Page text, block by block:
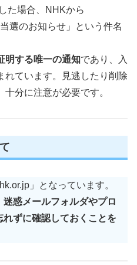
た場合、NHKから
選のお知らせ」という件名
明する唯一の通知であり、入
れています。見逃したり削除
分に注意が必要です。
」となっています。
迷惑メールフォルダやプロ
ずに確認しておくことを